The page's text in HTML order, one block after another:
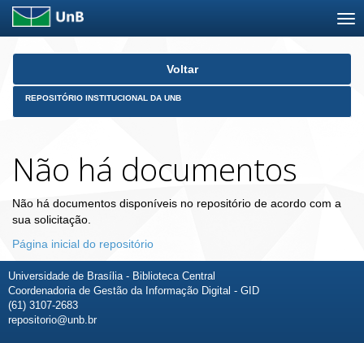
Skip
Voltar
REPOSITÓRIO INSTITUCIONAL DA UNB
Não há documentos
Não há documentos disponíveis no repositório de acordo com a
sua solicitação.
Página inicial do repositório
Universidade de Brasília - Biblioteca Central
Coordenadoria de Gestão da Informação Digital - GID
(61) 3107-2683
repositorio@unb.br